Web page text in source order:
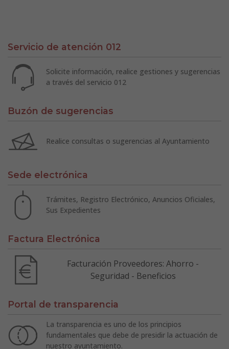
Servicio de atención 012
Solicite información, realice gestiones y sugerencias
a través del servicio 012
Buzón de sugerencias
Realice consultas o sugerencias al Ayuntamiento
Sede electrónica
Trámites, Registro Electrónico, Anuncios Oficiales,
Sus Expedientes
Factura Electrónica
Facturación Proveedores: Ahorro -
Seguridad - Beneficios
Portal de transparencia
La transparencia es uno de los principios
fundamentales que debe de presidir la actuación de
nuestro ayuntamiento.